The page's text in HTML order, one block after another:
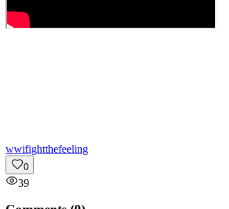
wwifightthefeeling
0
39